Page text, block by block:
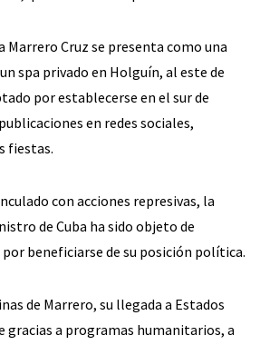
Marrero Cruz se presenta como una
spa privado en Holguín, al este de
por establecerse en el sur de
en redes sociales,
fiestas.
con acciones represivas, la
de Cuba ha sido objeto de
beneficiarse de su posición política.
de Marrero, su llegada a Estados
gracias a programas humanitarios, a